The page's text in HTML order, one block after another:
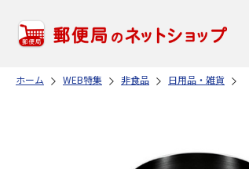
ホーム WEB特集 非食品 日用品・雑貨